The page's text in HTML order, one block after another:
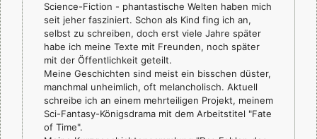
Science-Fiction - phantastische Welten haben mich
seit jeher fasziniert. Schon als Kind fing ich an,
selbst zu schreiben, doch erst viele Jahre später
habe ich meine Texte mit Freunden, noch später
mit der Öffentlichkeit geteilt.
Meine Geschichten sind meist ein bisschen düster,
manchmal unheimlich, oft melancholisch. Aktuell
schreibe ich an einem mehrteiligen Projekt, meinem
Sci-Fantasy-Königsdrama mit dem Arbeitstitel "Fate
of Time".